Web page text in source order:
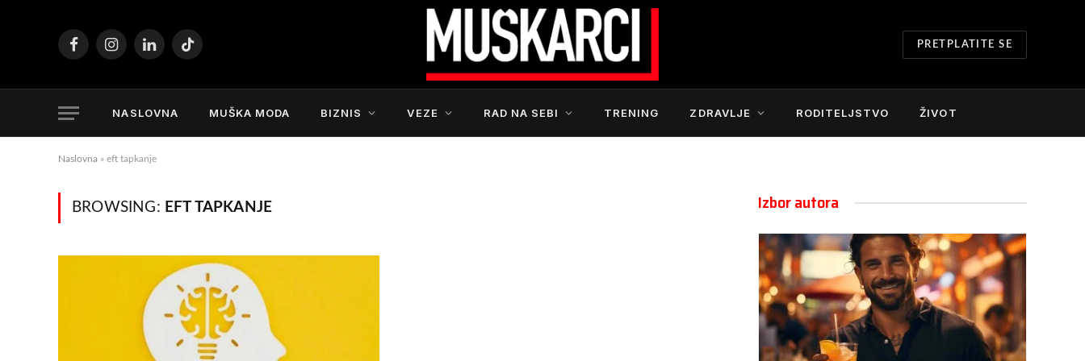
FacebookInstagramLinkedInTikTok
PRETPLATITE SE
NASLOVNA MUŠKA MODA BIZNIS VEZE RAD NA SEBI TRENING ZDRAVLJE RODITELJSTVO ŽIVOT
Naslovna » eft tapkanje
BROWSING: EFT TAPKANJE Izbor autora